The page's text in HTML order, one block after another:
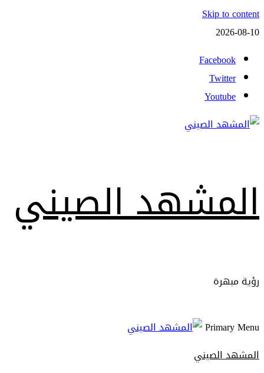
Skip to content
2026-08-10
Facebook
Twitter
Youtube
المشهد الصيني
رؤية مبهرة
Primary Menu
المشهد الصيني